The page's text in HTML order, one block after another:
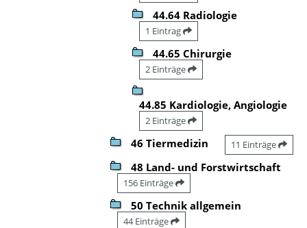
44.64 Radiologie
1 Eintrag
44.65 Chirurgie
2 Einträge
44.85 Kardiologie, Angiologie
2 Einträge
46 Tiermedizin 11 Einträge
48 Land- und Forstwirtschaft
156 Einträge
50 Technik allgemein
44 Einträge